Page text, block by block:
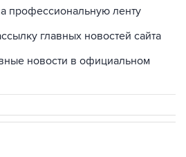
профессиональную ленту
главных новостей сайта
новости в официальном